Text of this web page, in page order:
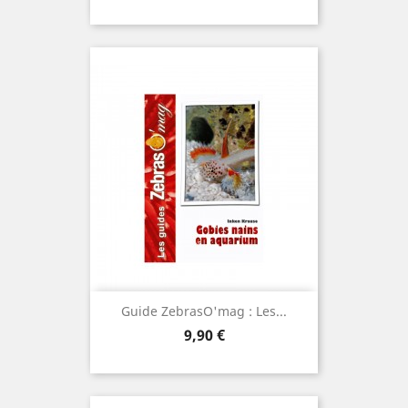
Guide ZebrasO'mag : Les...
Prix
9,90 €
Ne plus afficher
ce message